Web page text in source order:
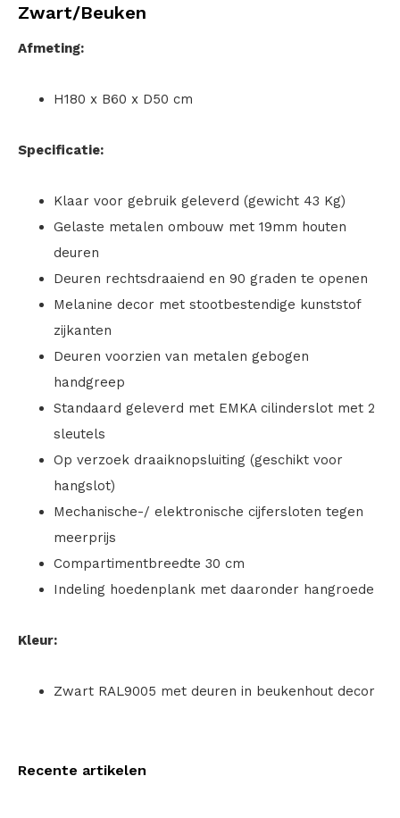
Zwart/Beuken
Afmeting:
H180 x B60 x D50 cm
Specificatie:
Klaar voor gebruik geleverd (gewicht 43 Kg)
Gelaste metalen ombouw met 19mm houten
deuren
Deuren rechtsdraaiend en 90 graden te openen
Melanine decor met stootbestendige kunststof
zijkanten
Deuren voorzien van metalen gebogen
handgreep
Standaard geleverd met EMKA cilinderslot met 2
sleutels
Op verzoek draaiknopsluiting (geschikt voor
hangslot)
Mechanische-/ elektronische cijfersloten tegen
meerprijs
Compartimentbreedte 30 cm
Indeling hoedenplank met daaronder hangroede
Kleur:
Zwart RAL9005 met deuren in beukenhout decor
Recente artikelen